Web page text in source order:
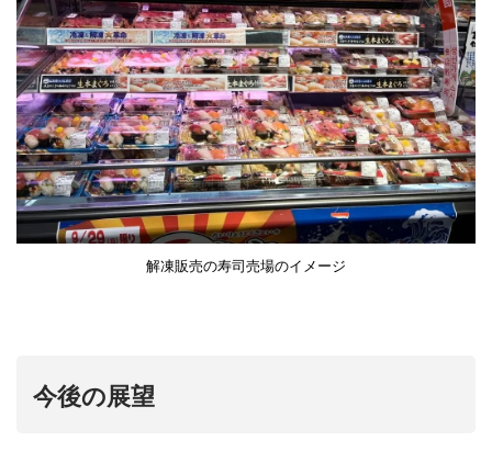
解凍販売の寿司売場のイメージ
今後の展望